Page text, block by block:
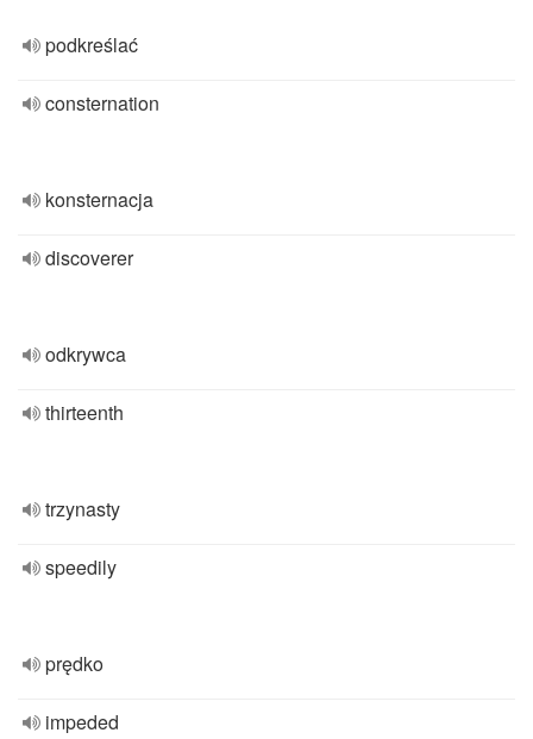
podkreślać
consternation
konsternacja
discoverer
odkrywca
thirteenth
trzynasty
speedily
prędko
impeded